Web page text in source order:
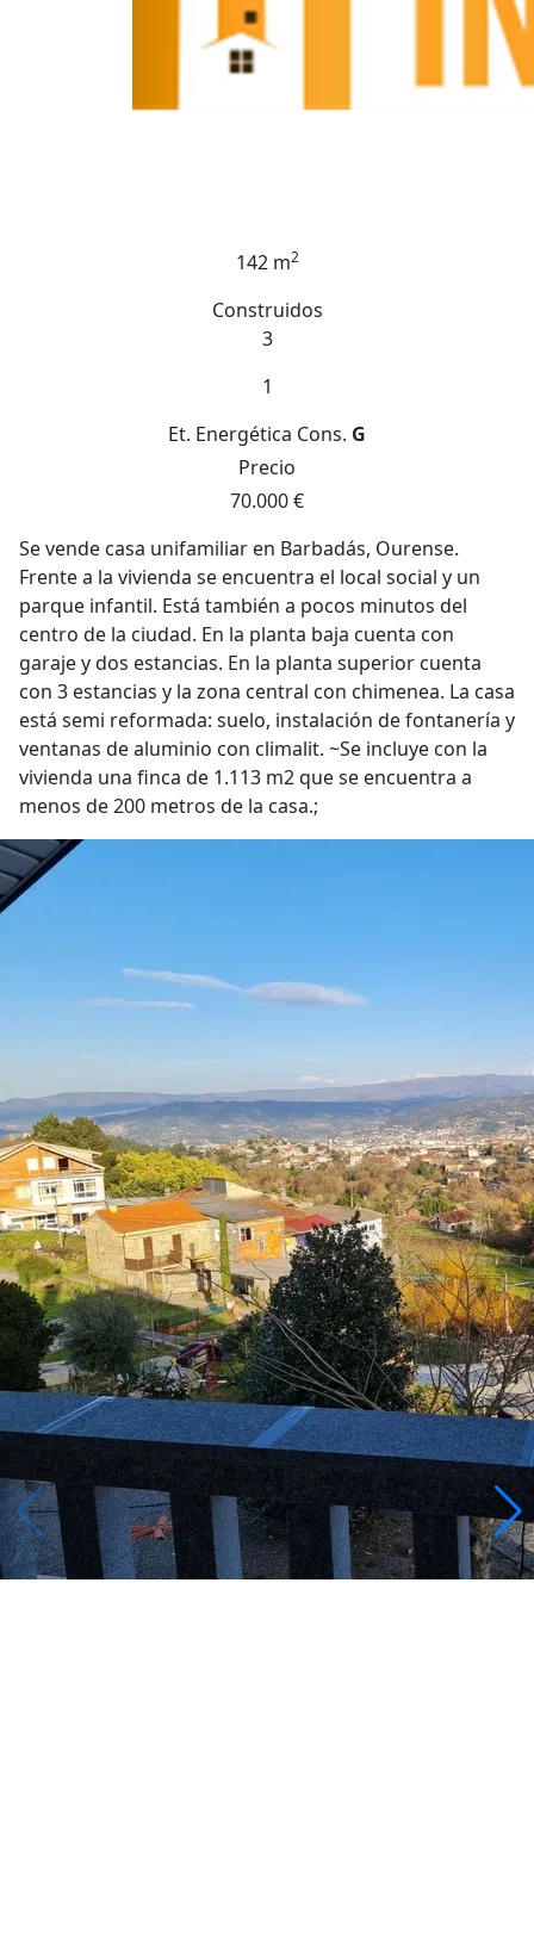
142 m2
Construidos
3
1
Et. Energética Cons. G
Precio
70.000 €
Se vende casa unifamiliar en Barbadás, Ourense.
Frente a la vivienda se encuentra el local social y un
parque infantil. Está también a pocos minutos del
centro de la ciudad. En la planta baja cuenta con
garaje y dos estancias. En la planta superior cuenta
con 3 estancias y la zona central con chimenea. La casa
está semi reformada: suelo, instalación de fontanería y
ventanas de aluminio con climalit. ~Se incluye con la
vivienda una finca de 1.113 m2 que se encuentra a
menos de 200 metros de la casa.;